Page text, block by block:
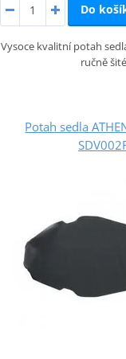
Do
Vysoce kvalitní potah
ručně šité
Potah sedla